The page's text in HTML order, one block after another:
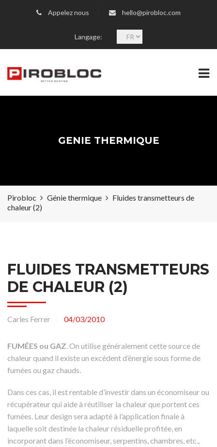
Appelez nous hello@pirobloc.com
Langage:
h
g
e
GENIE THERMIQUE
Pirobloc Génie thermique
Fluides transmetteurs de
chaleur (2)
FLUIDES TRANSMETTEURS
DE CHALEUR (2)
Carles Ferrer 04/03/2010
FUMÉES ou GAZ. On utilise généralement cette source de
chaleur quand il existe un excédent d’énergie sous forme de
fumées ou gaz chauds.
Dans ces cas, il est rentable d’investir dans un économiseur ou
récupérateur qui aide à réutiliser la chaleur que portent ces
fumées. Leur design sera adapté à l’application finale à
laquelle soit destinée la chaleur résiduelle profitée, en
incorporant dans l’économiseur, serpentins, chambres, etc.,